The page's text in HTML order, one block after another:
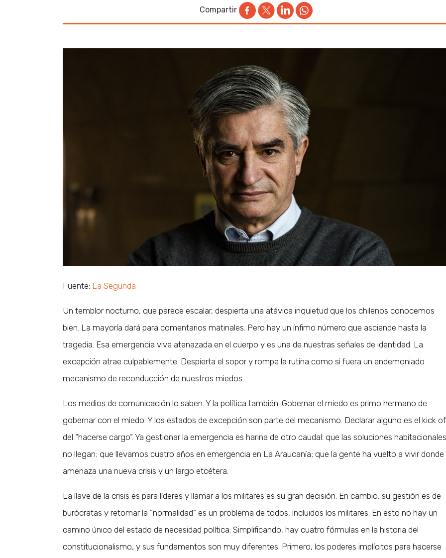
Compartir
Fuente: La Segunda
Un temblor nocturno, que parece escalar, despierta una atávica inquietud que los chilenos conocemos
bien. La mayoría dará para comentarios matinales. Pero hay un ínfimo número que asciende hasta la
tragedia. Esa emergencia vive atenazada en el cuerpo y es una de nuestras señales de identidad. La
excepción atrae culpablemente. Despierta el sopor y rompe la rutina como si fuera un endemoniado
mecanismo de reconducción de nuestros miedos.
Los medios de comunicación lo saben. Y la política también. Gobernar el miedo es primo hermano de
gobernar con el miedo. Y los estados de excepción son parte del mecanismo. Declarar alguno es el kick
del “hacerse cargo”. Ya gestionar la emergencia es harina de otro caudal: que las soluciones habitacionales
no llegan; que llevamos cuatro años en emergencia en La Araucanía; que la gente ha vuelto a vivir donde
amenaza una nueva crisis y un largo etcétera.
La llave de la crisis es para líderes y llamar a los militares es su gran decisión. En cambio, su gestión es de
burócratas y retomar la “normalidad” es un problema de todos, incluidos los militares. En esto no hay un
camino único del estado de necesidad política. Simplificando, hay cuatro fórmulas en la historia del
constitucionalismo, y sus fundamentos son muy diferentes. Primero, los poderes implícitos para hacerse